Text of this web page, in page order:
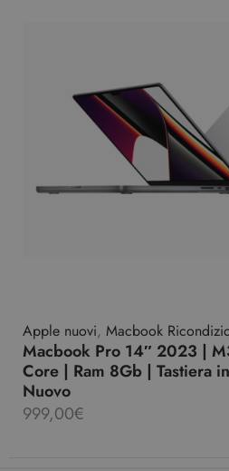
Apple nuovi, Macbook
Macbook Pro 14″ 2023 |
Core | Ram 8Gb | Tastiera
Nuovo
999,00€